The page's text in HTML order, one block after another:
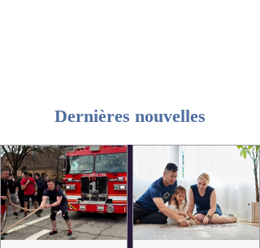
Dernières nouvelles